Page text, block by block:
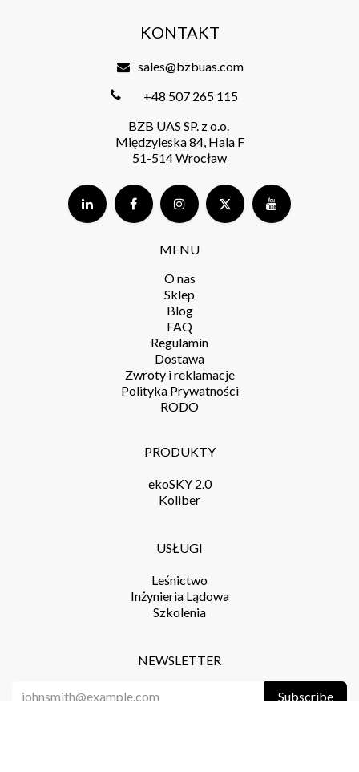
MENU
O nas
Sklep
Blog
FAQ
Regulamin
Dostawa
Zwroty i reklamacje
Polityka Prywatności
RODO
NEWSLETTER
Subscribe
PRODUKTY
ekoSKY 2.0
Koliber
USŁUGI
Leśnictwo
Inżynieria Lądowa
Szkolenia
KONTAKT
sales@bzbuas.com
+48 507 265 115
BZB UAS SP. z o.o.
Międzyleska 84, Hala F
51-514 Wrocław